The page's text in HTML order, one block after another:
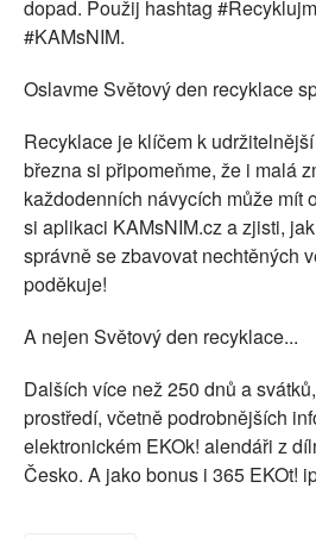
dopad. Použij hashtag
#KAMsNIM.
Oslavme Světový den recyklace
Recyklace je klíčem k
března si připomeňme, že i malá
každodenních návycích může mít
si aplikaci KAMsNIM.cz a zjisti,
správně se zbavovat nechtěných
poděkuje!
A nejen Světový den recyklace...
Dalších více než 250 dnů a
prostředí, včetně podrobnějších
elektronickém EKOk! alendáři z
Česko. A jako bonus i 365 EKOt!